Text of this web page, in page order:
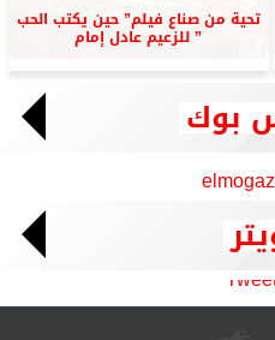
تحية من صناع فيلم” حين يكتب الحب
” للزعيم عادل إمام
بوك